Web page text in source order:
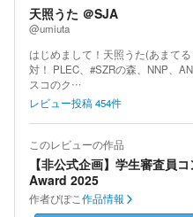
天照うた ＠SJA
@umiuta
はじめまして！天照うた(あまて
対！ PLEC、#SZRの森、NNP、
スコのク…
レビュー投稿454件
このレビューの作品
【非公式企画】学生審査員
Award 2025
作者ぴぽこ作品情報